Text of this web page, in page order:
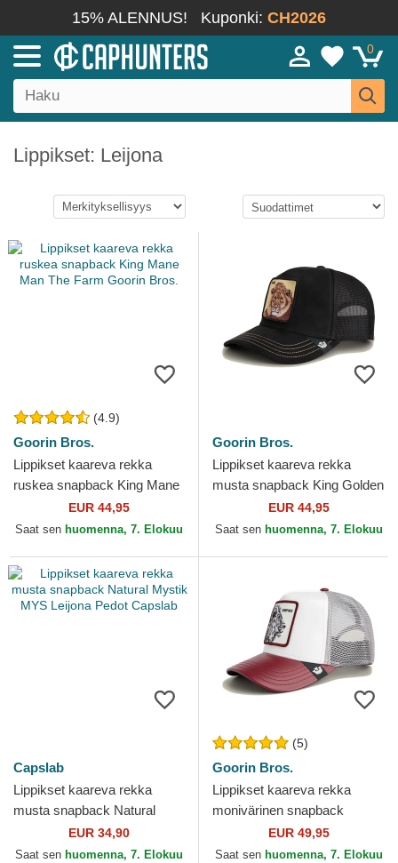
15% ALENNUS! Kuponki: CH2026
0
Lippikset: Leijona
(4.9)
Goorin Bros.
Lippikset kaareva rekka
ruskea snapback King Mane
Man The Farm Goorin Bros.
EUR 44,95
Saat sen huomenna, 7. Elokuu
Goorin Bros.
Lippikset kaareva rekka
musta snapback King Golden
Suede The Farm Goorin
Bros.
EUR 44,95
Saat sen huomenna, 7. Elokuu
Capslab
Lippikset kaareva rekka
musta snapback Natural
Mystik MYS Leijona Pedot
Capslab
EUR 34,90
Saat sen huomenna, 7. Elokuu
(5)
Goorin Bros.
Lippikset kaareva rekka
monivärinen snapback
Empire Courtside The Farm
Goorin Bros.
EUR 49,95
Saat sen huomenna, 7. Elokuu